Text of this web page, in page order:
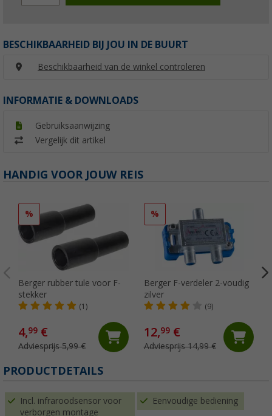
BESCHIKBAARHEID BIJ JOU IN DE BUURT
Beschikbaarheid van de winkel controleren
INFORMATIE & DOWNLOADS
Gebruiksaanwijzing
Vergelijk dit artikel
HANDIG VOOR JOUW REIS
%
Berger rubber tule voor F-
stekker
(1)
4,99 €
Adviesprijs 5,99 €
%
Berger F-verdeler 2-voudig
zilver
(9)
12,99€
Adviesprijs 14,99 €
PRODUCTDETAILS
Incl. infraroodsensor voor
verborgen montage
Eenvoudige bediening